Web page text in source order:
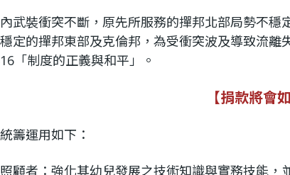
武裝衝突不斷，原先所服務的撣邦北部局勢不
定的撣邦東部及克倫邦，為受衝突波及導致流
「制度的正義與和平」。
【捐款將會
籌運用如下：
照顧者：強化其幼兒發展之技術知識與實務技能